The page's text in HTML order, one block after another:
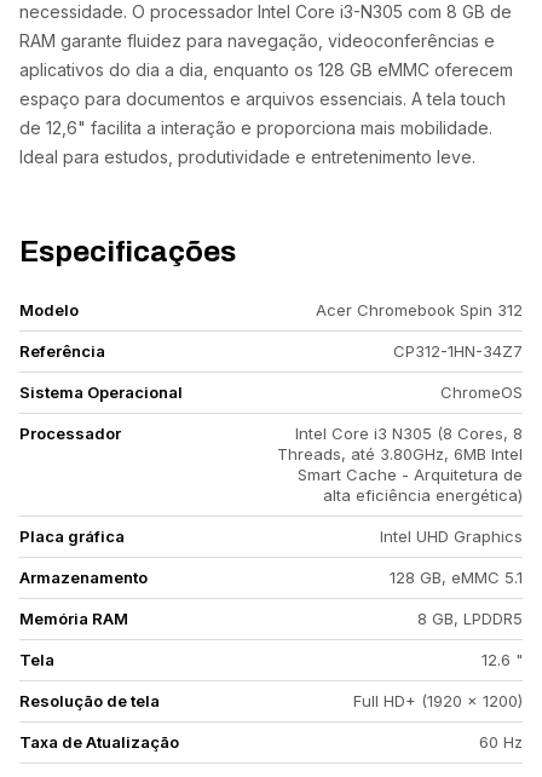
necessidade. O processador Intel Core i3-N305 com 8 GB de
RAM garante fluidez para navegação, videoconferências e
aplicativos do dia a dia, enquanto os 128 GB eMMC oferecem
espaço para documentos e arquivos essenciais. A tela touch
de 12,6" facilita a interação e proporciona mais mobilidade.
Ideal para estudos, produtividade e entretenimento leve.
Especificações
Modelo Acer Chromebook Spin 312
Referência CP312-1HN-34Z7
Sistema Operacional ChromeOS
Processador
Intel Core i3 N305 (8 Cores, 8
Threads, até 3.80GHz, 6MB Intel
Smart Cache - Arquitetura de
alta eficiência energética)
Placa gráfica Intel UHD Graphics
Armazenamento 128 GB, eMMC 5.1
Memória RAM 8 GB, LPDDR5
Tela 12.6 "
Resolução de tela Full HD+ (1920 x 1200)
Taxa de Atualização 60 Hz